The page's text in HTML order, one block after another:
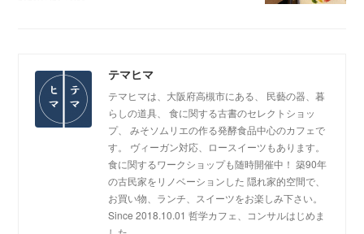
テマヒマ
テマヒマは、大阪府高槻市にある、 民藝の器、暮
らしの道具、 食に関する古書のセレクトショッ
プ、 みそソムリエの作る発酵食品中心のカフェで
す。 ヴィーガン対応、ロースイーツもあります。
食に関するワークショップも随時開催中！ 築90年
の古民家をリノベーションした 隠れ家的空間で、
お買い物、ランチ、スイーツをお楽しみ下さい。
Since 2018.10.01 哲学カフェ、コンサルはじめま